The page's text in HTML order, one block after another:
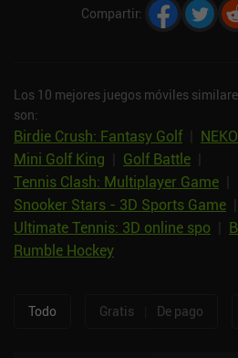
Compartir:
Los 10 mejores juegos móviles
son:
Birdie Crush: Fantasy Golf|
Mini Golf King
Golf Battle
Tennis Clash: Multiplayer Game
Snooker Stars - 3D Sports Game
Ultimate Tennis: 3D online spo
Rumble Hockey
Todo Gratis De pago